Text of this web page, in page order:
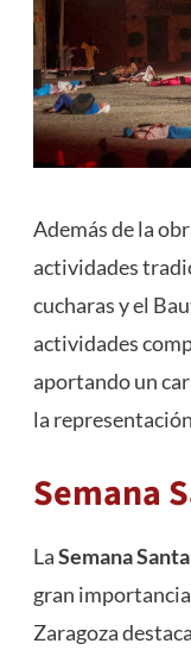
Además de la
actividades
cucharas y el
actividades
aportando un
la
Semana
LaSemana
gran
Zaragoza